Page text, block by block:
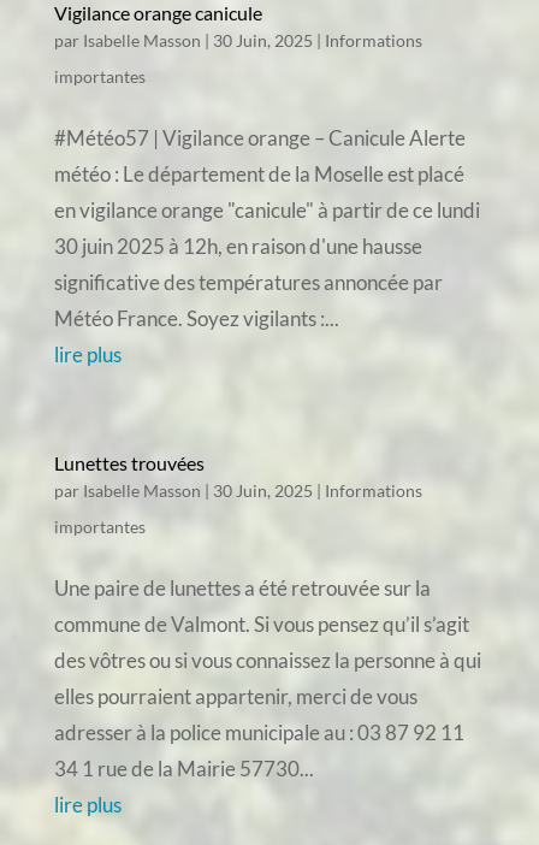
Vigilance orange canicule
par Isabelle Masson | 30 Juin, 2025 | Informations
importantes
#Météo57 | Vigilance orange – Canicule Alerte
météo : Le département de la Moselle est placé
en vigilance orange "canicule" à partir de ce lundi
30 juin 2025 à 12h, en raison d'une hausse
significative des températures annoncée par
Météo France. Soyez vigilants :...
lire plus
Lunettes trouvées
par Isabelle Masson | 30 Juin, 2025 | Informations
importantes
Une paire de lunettes a été retrouvée sur la
commune de Valmont. Si vous pensez qu’il s’agit
des vôtres ou si vous connaissez la personne à qui
elles pourraient appartenir, merci de vous
adresser à la police municipale au : 03 87 92 11
34 1 rue de la Mairie 57730...
lire plus